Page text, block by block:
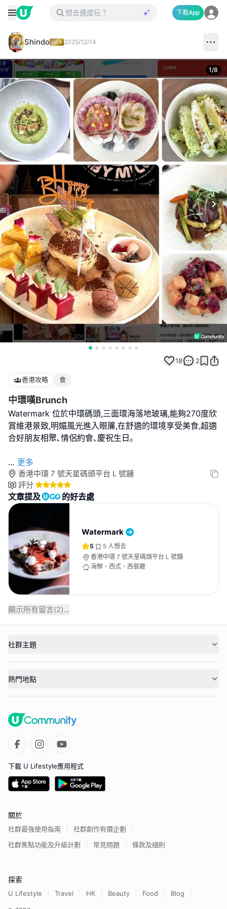
下載App
Shindo 2025/12/14
1/8
18 2
香港攻略 食
中環嘆Brunch
Watermark 位於中環碼頭,三面環海落地玻璃,能夠270度欣
賞維港景致,明媚風光進入眼簾,在舒適的環境享受美食,超適
合好朋友相聚､情侶約會､慶祝生日｡
... 更多
香港中環 7 號天星碼頭平台 L 號舖
評分
文章提及 的好去處
Watermark
5 5 人想去
香港中環 7 號天星碼頭平台 L 號舖
海鮮、西式、西餐廳
顯示所有留言(2)...
社群主題
熱門地點
下載 U Lifestyle應用程式
關於
社群最強使用指南
社群創作有價企劃
社群焦點功能及升級計劃
常見問題 條款及細則
探索
U Lifestyle Travel HK Beauty Food
Blog